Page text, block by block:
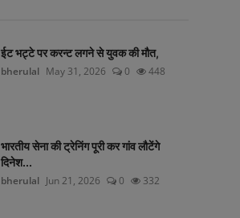
ईट भट्टे पर करन्ट लगने से युवक की मौत,
bherulal May 31, 2026 0 448
भारतीय सेना की ट्रेनिंग पूरी कर गांव लौटेंगे
दिनेश...
bherulal Jun 21, 2026 0 332